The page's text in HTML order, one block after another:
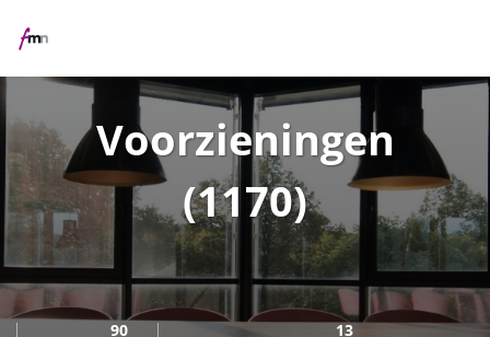
Voorzieningen
(1170)
90 13